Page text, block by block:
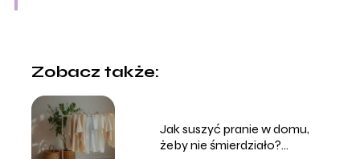
Zobacz także:
Jak suszyć pranie w domu,
żeby nie śmierdziało?